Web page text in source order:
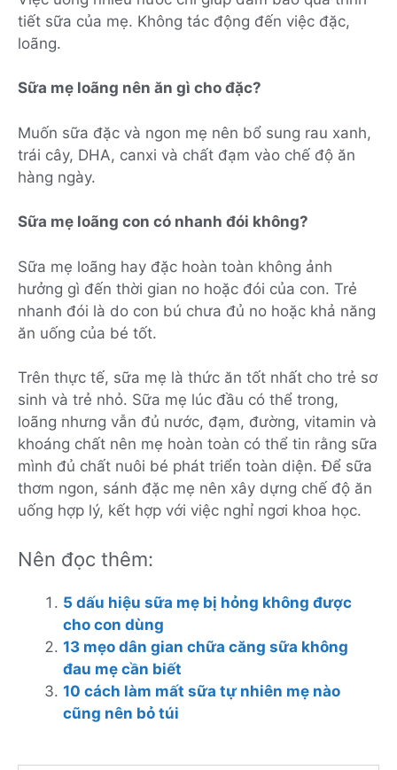
tiết sữa của mẹ. Không tác động đến việc đặc,
loãng.
Sữa mẹ loãng nên ăn gì cho đặc?
Muốn sữa đặc và ngon mẹ nên bổ sung rau xanh,
trái cây, DHA, canxi và chất đạm vào chế độ ăn
hàng ngày.
Sữa mẹ loãng con có nhanh đói không?
Sữa mẹ loãng hay đặc hoàn toàn không ảnh
hưởng gì đến thời gian no hoặc đói của con. Trẻ
nhanh đói là do con bú chưa đủ no hoặc khả năng
ăn uống của bé tốt.
Trên thực tế, sữa mẹ là thức ăn tốt nhất cho trẻ sơ
sinh và trẻ nhỏ. Sữa mẹ lúc đầu có thể trong,
loãng nhưng vẫn đủ nước, đạm, đường, vitamin và
khoáng chất nên mẹ hoàn toàn có thể tin rằng sữa
mình đủ chất nuôi bé phát triển toàn diện. Để sữa
thơm ngon, sánh đặc mẹ nên xây dựng chế độ ăn
uống hợp lý, kết hợp với việc nghỉ ngơi khoa học.
Nên đọc thêm:
5 dấu hiệu sữa mẹ bị hỏng không được
cho con dùng
13 mẹo dân gian chữa căng sữa không
đau mẹ cần biết
10 cách làm mất sữa tự nhiên mẹ nào
cũng nên bỏ túi